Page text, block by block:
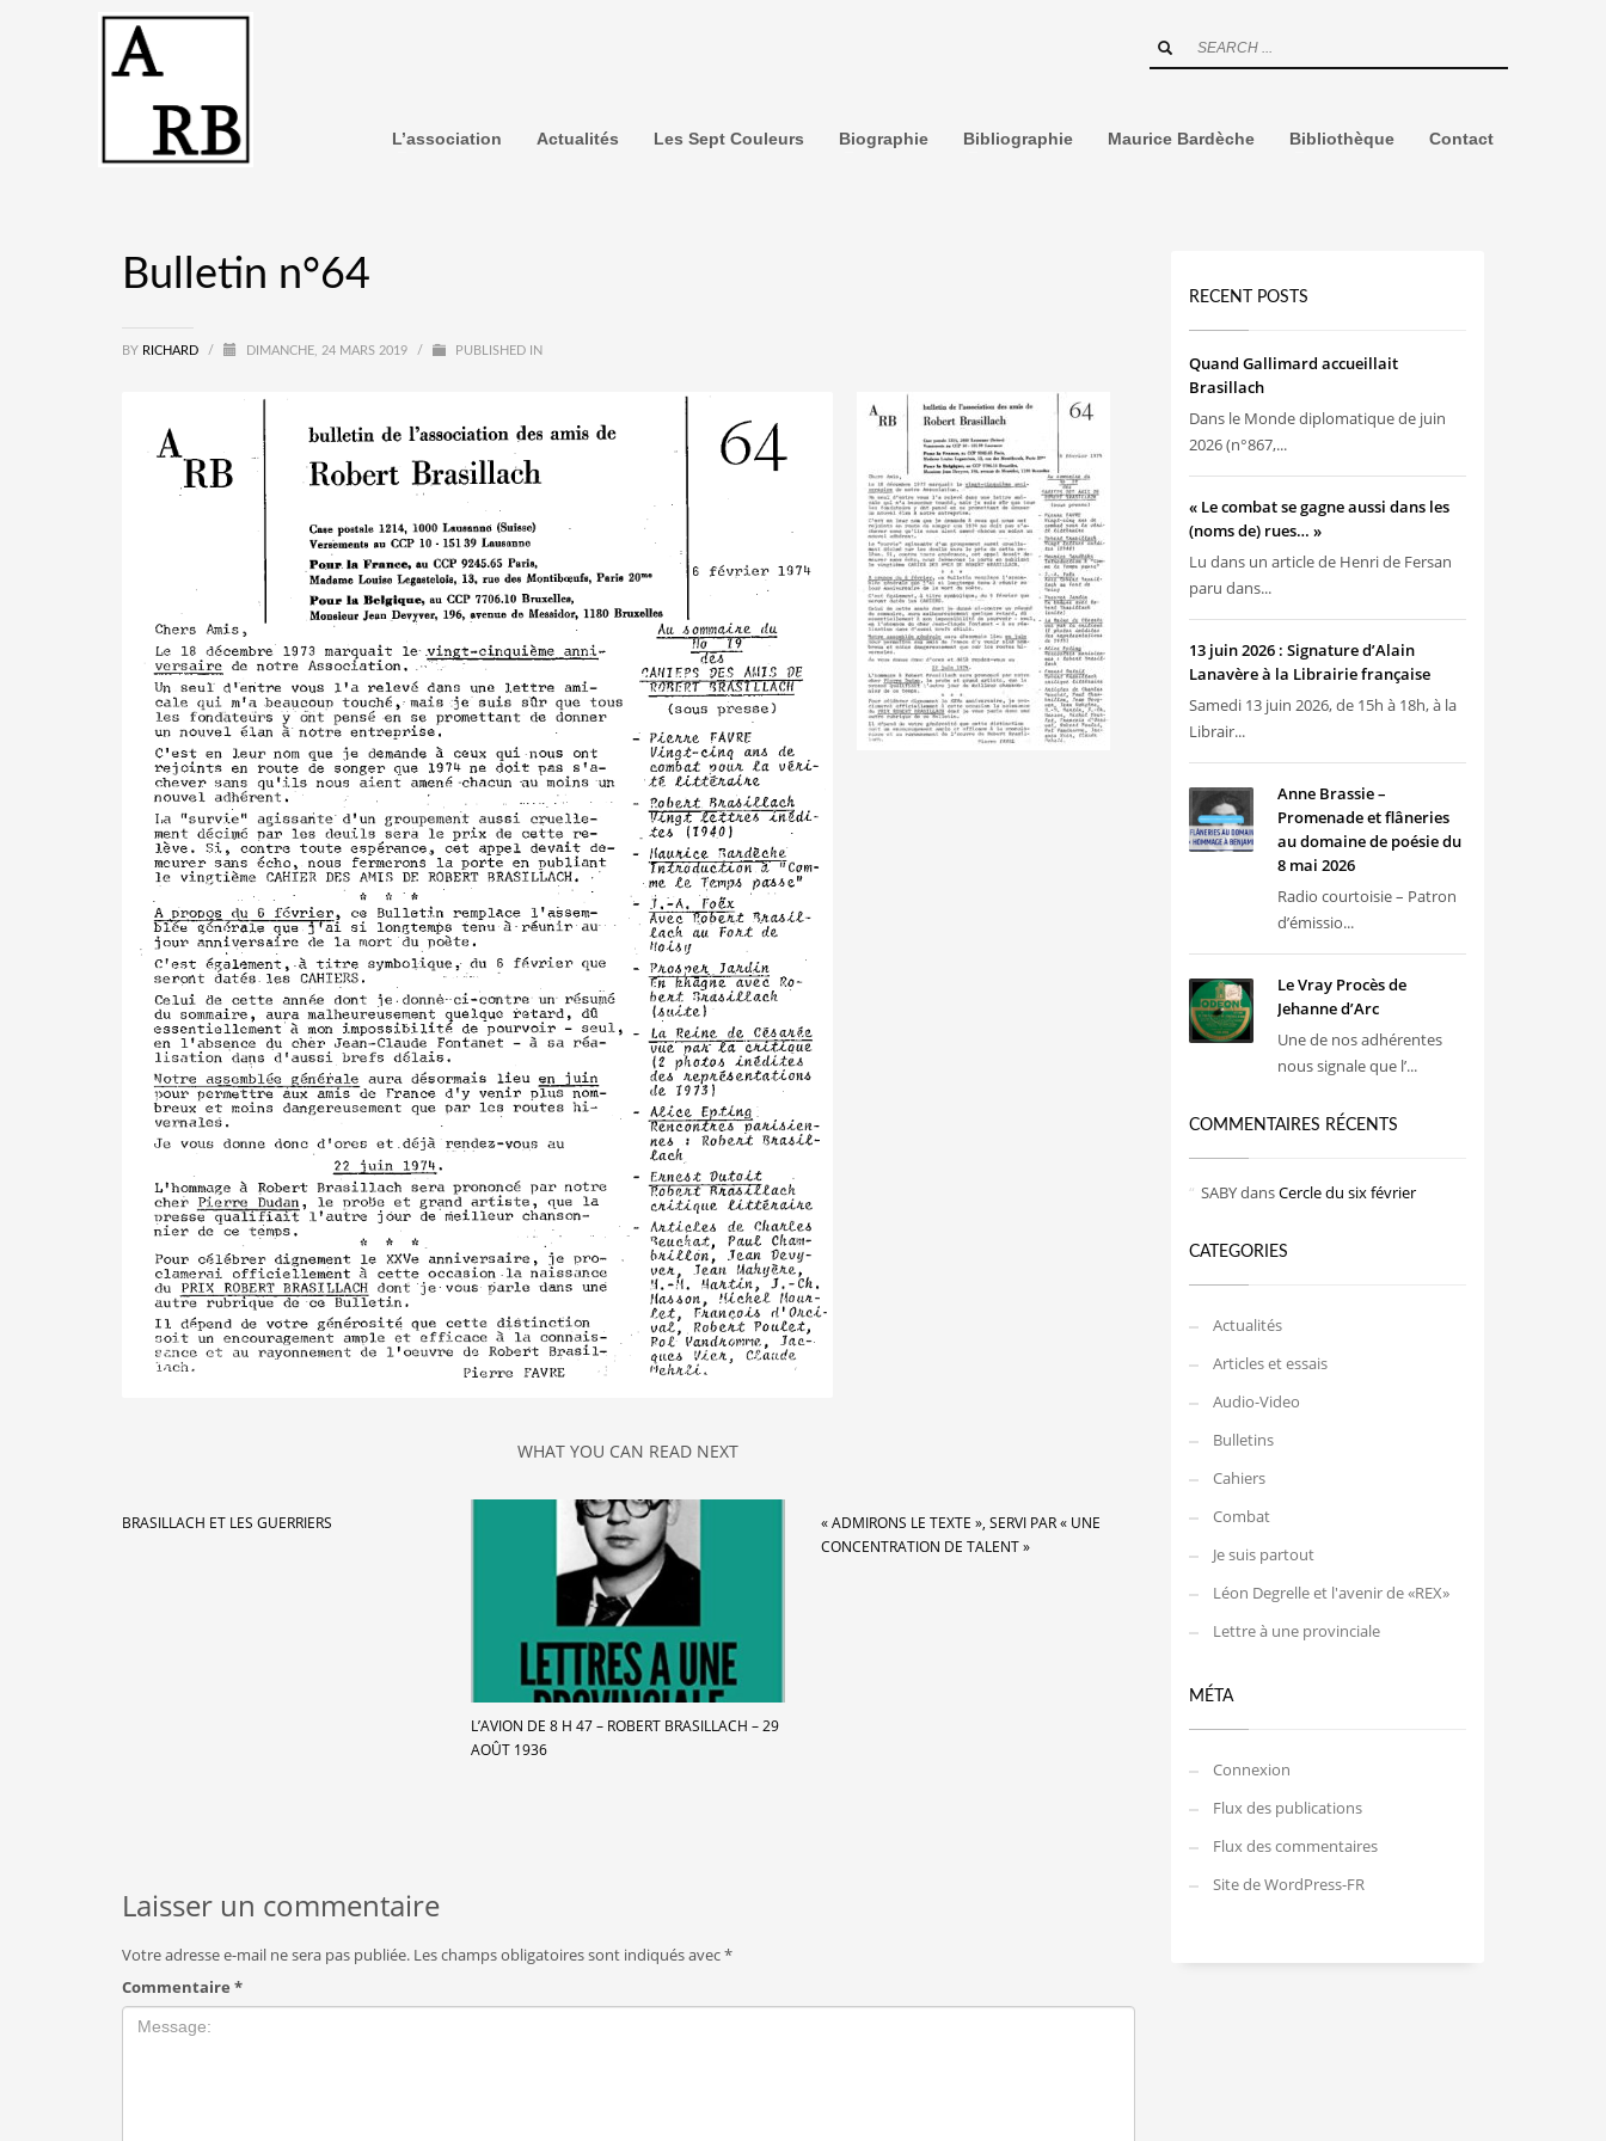
L’association Actualités Les Sept Couleurs Biographie Bibliographie Maurice Bardèche Bibliothèque Contact
Bulletin n°64
BY RICHARD / DIMANCHE, 24 MARS 2019 / PUBLISHED IN
WHAT YOU CAN READ NEXT
BRASILLACH ET LES GUERRIERS
L’AVION DE 8 H 47 – ROBERT BRASILLACH – 29
AOÛT 1936
« ADMIRONS LE TEXTE », SERVI PAR « UNE
CONCENTRATION DE TALENT »
Laisser un commentaire
Votre adresse e-mail ne sera pas publiée. Les champs obligatoires sont indiqués avec*
Commentaire *
RECENT POSTS
Quand Gallimard accueillait
Brasillach
Dans le Monde diplomatique de juin
2026 (n°867,...
« Le combat se gagne aussi dans les
(noms de) rues… »
Lu dans un article de Henri de Fersan
paru dans...
13 juin 2026 : Signature d’Alain
Lanavère à la Librairie française
Samedi 13 juin 2026, de 15h à 18h, à la
Librair...
Anne Brassie –
Promenade et flâneries
au domaine de poésie du
8 mai 2026
Radio courtoisie – Patron
d’émissio...
Le Vray Procès de
Jehanne d’Arc
Une de nos adhérentes
nous signale que l’...
COMMENTAIRES RÉCENTS
SABYdansCercle du six février
CATEGORIES
Actualités
Articles et essais
Audio-Video
Bulletins
Cahiers
Combat
Je suis partout
Léon Degrelle et l'avenir de «REX»
Lettre à une provinciale
MÉTA
Connexion
Flux des publications
Flux des commentaires
Site de WordPress-FR